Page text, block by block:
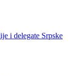
i delegate Srpske